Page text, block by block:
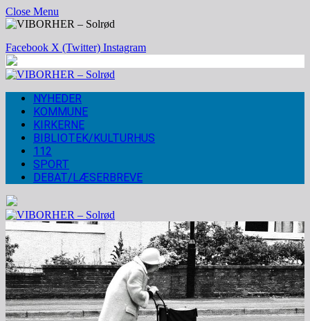
Close Menu
Facebook X (Twitter) Instagram
NYHEDER
KOMMUNE
KIRKERNE
BIBLIOTEK/KULTURHUS
112
SPORT
DEBAT/LÆSERBREVE